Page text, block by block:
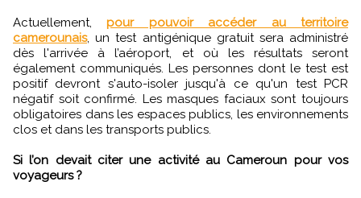
Actuellement,pour pouvoir accéder au territoire
camerounais, un test antigénique gratuit sera administré
dès l'arrivée à l’aéroport, et où les résultats seront
également communiqués. Les personnes dont le test est
positif devront s'auto-isoler jusqu'à ce qu'un test PCR
négatif soit confirmé. Les masques faciaux sont toujours
obligatoires dans les espaces publics, les environnements
clos et dans les transports publics.
Si l’on devait citer une activité au Cameroun pour vos
voyageurs ?